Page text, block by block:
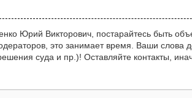
Юрий Викторович, постарайтесь быть
это занимает время. Ваши слова
суда и пр.)! Оставляйте контакты,